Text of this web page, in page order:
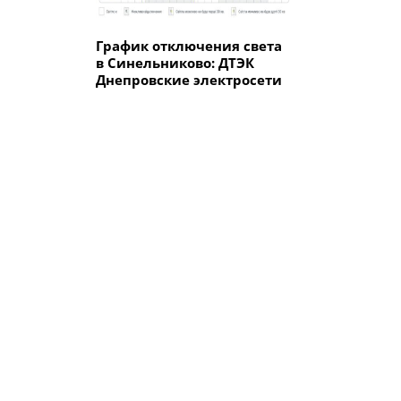
График отключения света
в Синельниково: ДТЭК
Днепровские электросети